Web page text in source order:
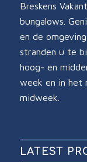
Breskens
bungalows.
en de
stranden u te
hoog- en
week en in het
midweek.
LATEST